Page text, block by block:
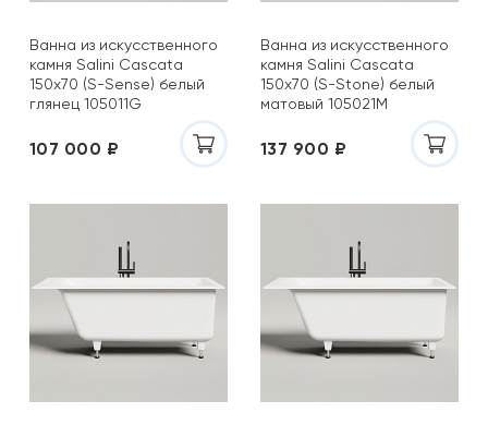
Ванна из искусственного
камня Salini Cascata
150x70 (S-Sense) белый
глянец 105011G
107 000 ₽
Ванна из искусственного
камня Salini Cascata
150x70 (S-Stone) белый
матовый 105021M
137 900 ₽